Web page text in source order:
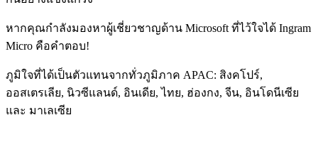
หากคุณกำลังมองหาผู้เชี่ยวชาญด้าน Microsoft ที่ไว้ใจได้ Ingram
Micro คือคำตอบ!
ภูมิใจที่ได้เป็นตัวแทนจากทั่วภูมิภาค APAC: สิงคโปร์,
ออสเตรเลีย, นิวซีแลนด์, อินเดีย, ไทย, ฮ่องกง, จีน, อินโดนีเซีย
และ มาเลเซีย